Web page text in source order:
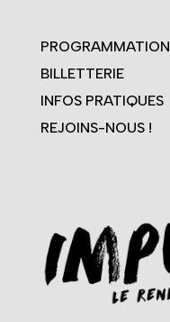
PROGRAMMATION
BILLETTERIE
INFOS PRATIQUES
REJOINS-NOUS !